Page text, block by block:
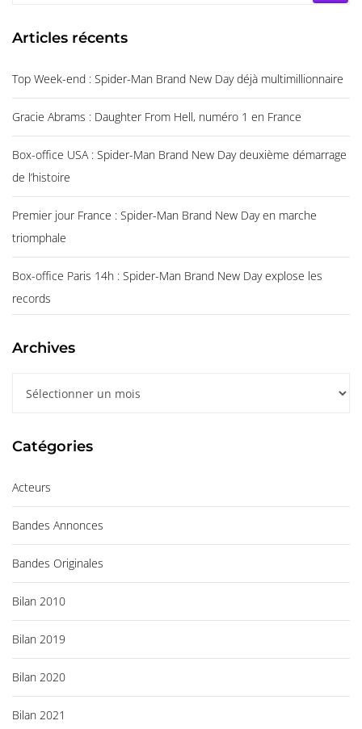
Articles récents
Top Week-end : Spider-Man Brand New Day déjà multimillionnaire
Gracie Abrams : Daughter From Hell, numéro 1 en France
Box-office USA : Spider-Man Brand New Day deuxième démarrage
de l’histoire
Premier jour France : Spider-Man Brand New Day en marche
triomphale
Box-office Paris 14h : Spider-Man Brand New Day explose les
records
Archives
h
v
e
s
Catégories
Acteurs
Bandes Annonces
Bandes Originales
Bilan 2010
Bilan 2019
Bilan 2020
Bilan 2021